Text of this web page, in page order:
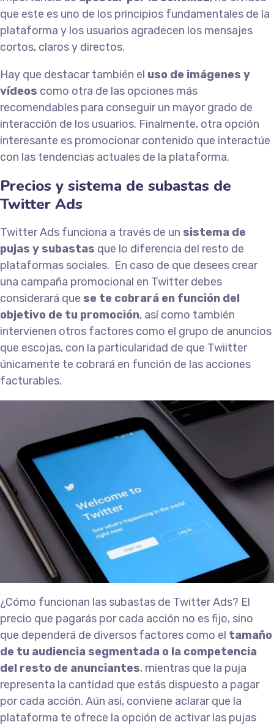
que este es uno de los principios fundamentales de la
plataforma y los usuarios agradecen los mensajes
cortos, claros y directos.
Hay que destacar también el uso de imágenes y
vídeos como otra de las opciones más
recomendables para conseguir un mayor grado de
interacción de los usuarios. Finalmente, otra opción
interesante es promocionar contenido que interactúe
con las tendencias actuales de la plataforma.
Precios y sistema de subastas de
Twitter Ads
Twitter Ads funciona a través de un sistema de
pujas y subastas que lo diferencia del resto de
plataformas sociales. En caso de que desees crear
una campaña promocional en Twitter debes
considerará que se te cobrará en función del
objetivo de tu promoción, así como también
intervienen otros factores como el grupo de anuncios
que escojas, con la particularidad de que Twiitter
únicamente te cobrará en función de las acciones
facturables.
¿Cómo funcionan las subastas de Twitter Ads? El
precio que pagarás por cada acción no es fijo, sino
que dependerá de diversos factores como el tamaño
de tu audiencia segmentada o la competencia
del resto de anunciantes, mientras que la puja
representa la cantidad que estás dispuesto a pagar
por cada acción. Aún así, conviene aclarar que la
plataforma te ofrece la opción de activar las pujas